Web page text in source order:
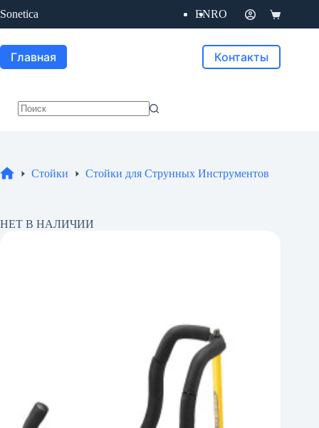
к
сути
Sonetica ENRO Корзина
Главная Контакты
Стойки Стойки для Струнных Инструментов
НЕТ В НАЛИЧИИ